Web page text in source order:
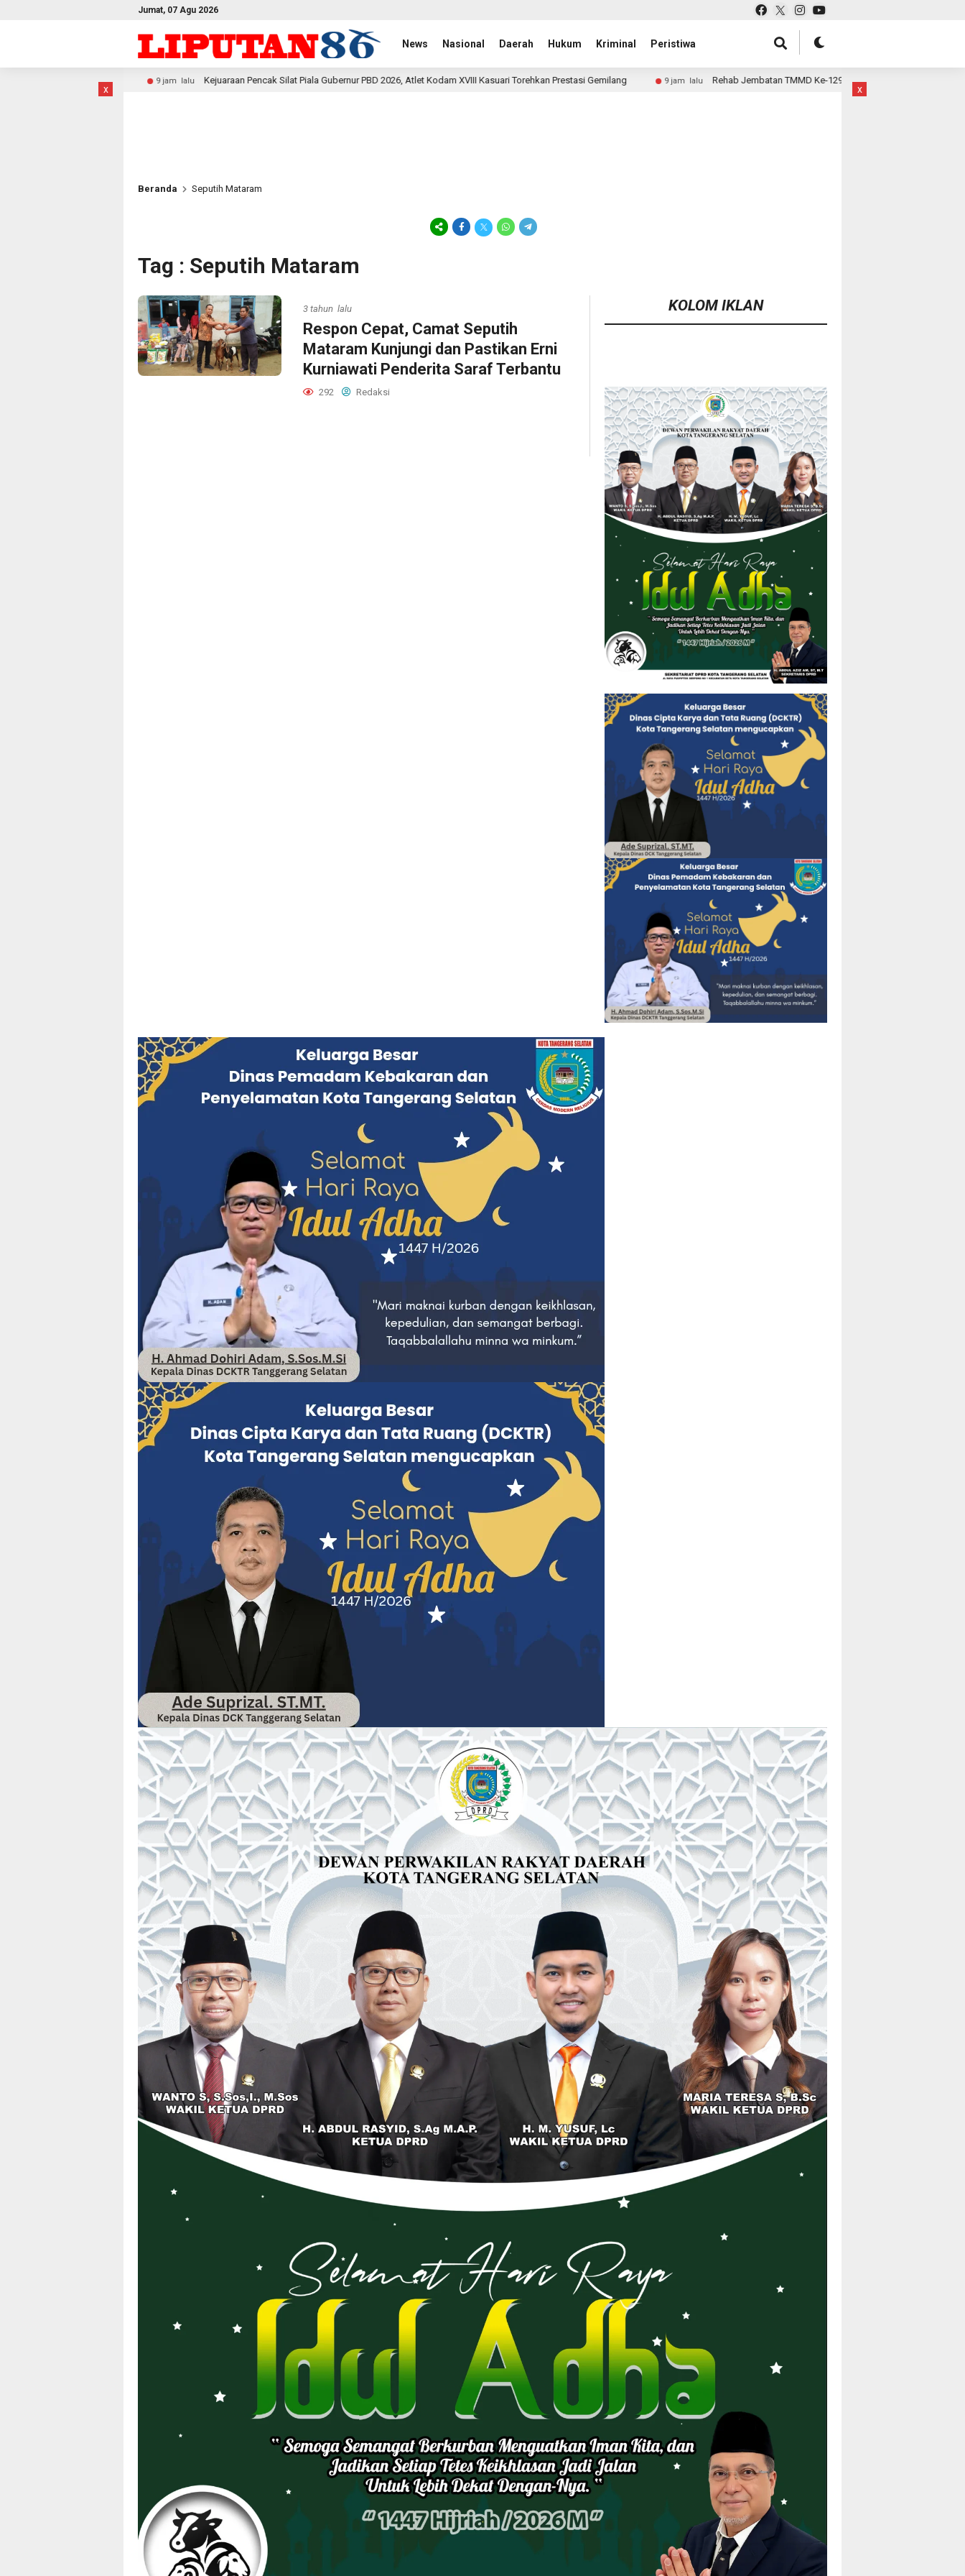
Jumat, 07 Agu 2026
News Nasional Daerah Hukum Kriminal Peristiwa
x
Kejuaraan Pencak Silat Piala Gubernur PBD 2026, Atlet Kodam XVIII Kasuari Torehkan Prestasi Gemilang 9 jam lalu Rehab Jembatan TMMD Ke-129 Kodim 1807/Sorsel Hampir Rampung, Perkuat
Beranda Seputih Mataram
Tag : Seputih Mataram
3 tahun lalu
Respon Cepat, Camat Seputih
Mataram Kunjungi dan Pastikan Erni
Kurniawati Penderita Saraf Terbantu
292 Redaksi
KOLOM IKLAN
x